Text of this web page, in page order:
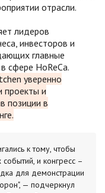
отрасли.
лидеров
инвесторов и
главные
сфере HoReCa.
уверенно
проекты и
позиции в
к тому, чтобы
событий, и конгресс –
для демонстрации
— подчеркнул